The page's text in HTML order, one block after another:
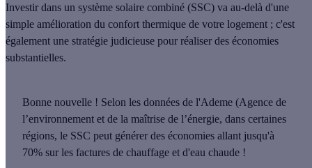
Investir dans un système solaire combiné (SSC) va au-delà d'une
simple amélioration du confort thermique de votre logement ; c'est
également une stratégie judicieuse pour réaliser des économies
substantielles.
Bonne nouvelle ! Selon les données de l'Ademe (Agence de
l’environnement et de la maîtrise de l’énergie, dans certaines
régions, le SSC peut générer des économies allant jusqu'à
70% sur les factures de chauffage et d'eau chaude !